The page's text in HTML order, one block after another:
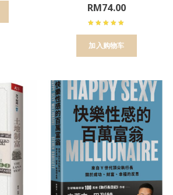
RM74.00
加入购物车